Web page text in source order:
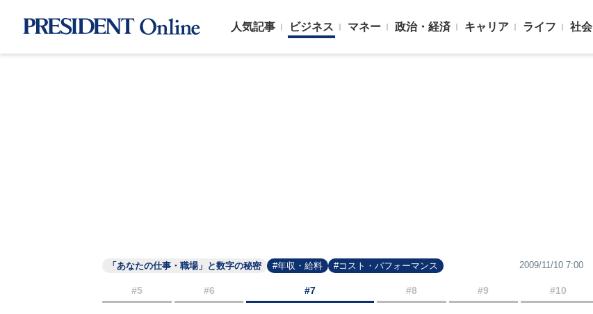
人気記事 ビジネス マネー 政治・経済 キャリア ライフ 社会
「あなたの仕事・職場」と数字の秘密 #年収・給料 #コスト・パフォーマンス 2009/11/10 7:00
#5 #6 #7 #8 #9 #10